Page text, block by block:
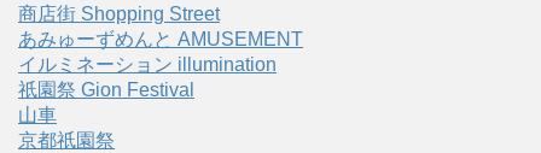
商店街 Shopping Street
あみゅーずめんと AMUSEMENT
イルミネーション illumination
祇園祭 Gion Festival
山車
京都祇園祭